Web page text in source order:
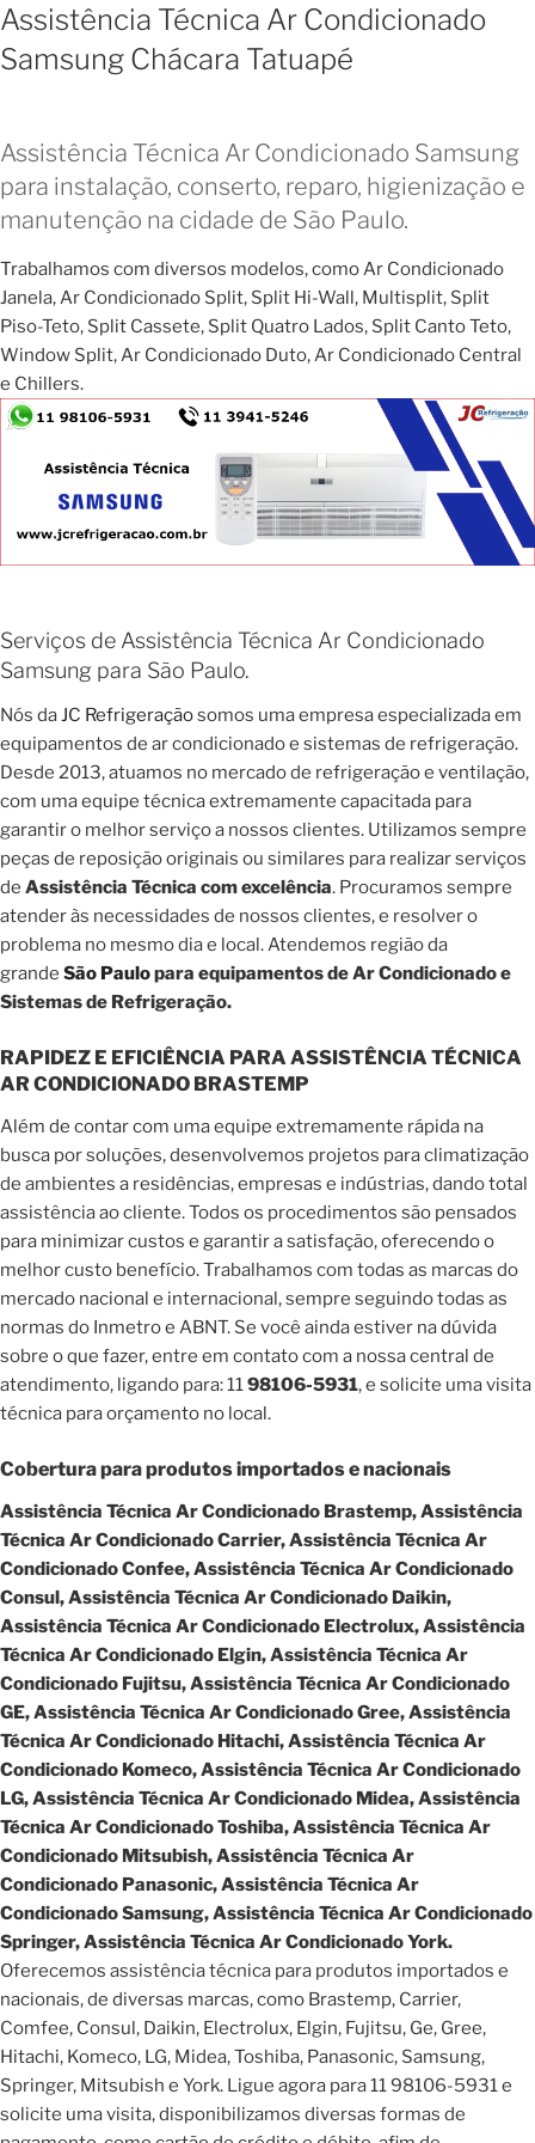
Assistência Técnica Ar Condicionado
Samsung Chácara Tatuapé
Assistência Técnica Ar Condicionado Samsung
para instalação, conserto, reparo, higienização e
manutenção na cidade de São Paulo.
Trabalhamos com diversos modelos, como Ar Condicionado
Janela, Ar Condicionado Split, Split Hi-Wall, Multisplit, Split
Piso-Teto, Split Cassete, Split Quatro Lados, Split Canto Teto,
Window Split, Ar Condicionado Duto, Ar Condicionado Central
e Chillers.
Serviços de Assistência Técnica Ar Condicionado
Samsung para São Paulo.
Nós daJC Refrigeraçãosomos uma empresa especializada em
equipamentos de ar condicionado e sistemas de refrigeração.
Desde 2013, atuamos no mercado de refrigeração e ventilação,
com uma equipe técnica extremamente capacitada para
garantir o melhor serviço a nossos clientes. Utilizamos sempre
peças de reposição originais ou similares para realizar serviços
de Assistência Técnica com excelência. Procuramos sempre
atender às necessidades de nossos clientes, e resolver o
problema no mesmo dia e local. Atendemos região da
grande São Paulopara equipamentos de Ar Condicionado e
Sistemas de Refrigeração.
RAPIDEZ E EFICIÊNCIA PARA ASSISTÊNCIA TÉCNICA
AR CONDICIONADO BRASTEMP
Além de contar com uma equipe extremamente rápida na
busca por soluções, desenvolvemos projetos para climatização
de ambientes a residências, empresas e indústrias, dando total
assistência ao cliente. Todos os procedimentos são pensados
para minimizar custos e garantir a satisfação, oferecendo o
melhor custo benefício. Trabalhamos com todas as marcas do
mercado nacional e internacional, sempre seguindo todas as
normas do Inmetro e ABNT. Se você ainda estiver na dúvida
sobre o que fazer, entre em contato com a nossa central de
atendimento, ligando para: 1198106-5931, e solicite uma visita
técnica para orçamento no local.
Cobertura para produtos importados e nacionais
Assistência Técnica Ar Condicionado Brastemp, Assistência
Técnica Ar Condicionado Carrier, Assistência Técnica Ar
Condicionado Confee, Assistência Técnica Ar Condicionado
Consul, Assistência Técnica Ar Condicionado Daikin,
Assistência Técnica Ar Condicionado Electrolux, Assistência
Técnica Ar Condicionado Elgin, Assistência Técnica Ar
Condicionado Fujitsu, Assistência Técnica Ar Condicionado
GE, Assistência Técnica Ar Condicionado Gree, Assistência
Técnica Ar Condicionado Hitachi, Assistência Técnica Ar
Condicionado Komeco, Assistência Técnica Ar Condicionado
LG, Assistência Técnica Ar Condicionado Midea, Assistência
Técnica Ar Condicionado Toshiba, Assistência Técnica Ar
Condicionado Mitsubish, Assistência Técnica Ar
Condicionado Panasonic, Assistência Técnica Ar
Condicionado Samsung, Assistência Técnica Ar Condicionado
Springer, Assistência Técnica Ar Condicionado York.
Oferecemos assistência técnica para produtos importados e
nacionais, de diversas marcas, como Brastemp, Carrier,
Comfee, Consul, Daikin, Electrolux, Elgin, Fujitsu, Ge, Gree,
Hitachi, Komeco, LG, Midea, Toshiba, Panasonic, Samsung,
Springer, Mitsubish e York. Ligue agora para 11 98106-5931 e
solicite uma visita, disponibilizamos diversas formas de